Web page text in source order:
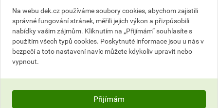
18 ,76Kč
cena za ks s DPH
V centrálním skladu
Můžete mít 10. 8. v prodejně
29,95Kč
cena za ks s DPH
V centrálním skladu
Můžete mít 10. 8. v prodejně
Na webu dek.cz používáme soubory cookies, abychom zajistili
správné fungování stránek, měřili jejich výkon a přizpůsobili
nabídky vašim zájmům. Kliknutím na „Přijímám“ souhlasíte s
použitím všech typů cookies. Poskytnuté informace jsou u nás v
bezpečí a toto nastavení navíc můžete kdykoliv upravit nebo
vypnout.
Přijímám